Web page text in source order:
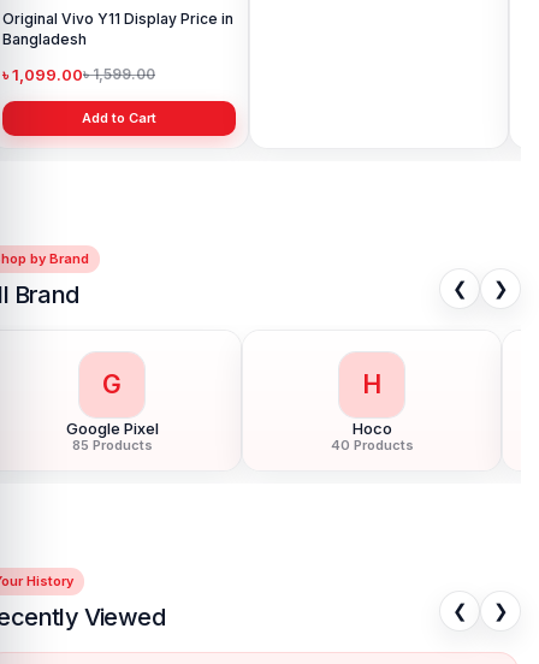
Vivo Y11 Display Price in
1,099.00৳ 1,599.00
Add to Cart
by Brand
Brand ❮ ❯
G
Google Pixel
85 Products
H
Hoco
40 Products
History
Viewed ❮ ❯